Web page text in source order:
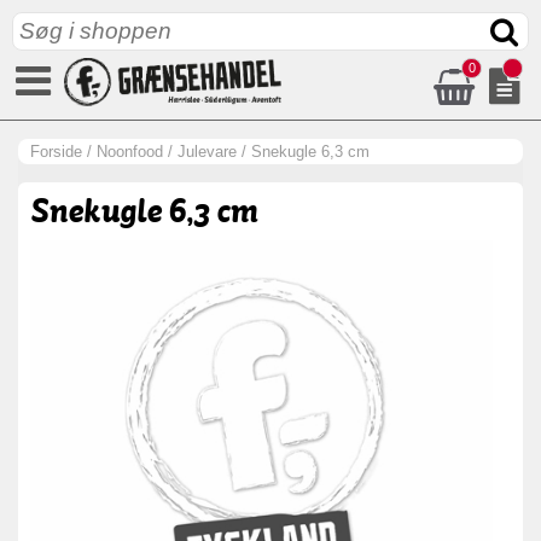
0
Forside / Noonfood / Julevare / Snekugle 6,3 cm
Snekugle 6,3 cm